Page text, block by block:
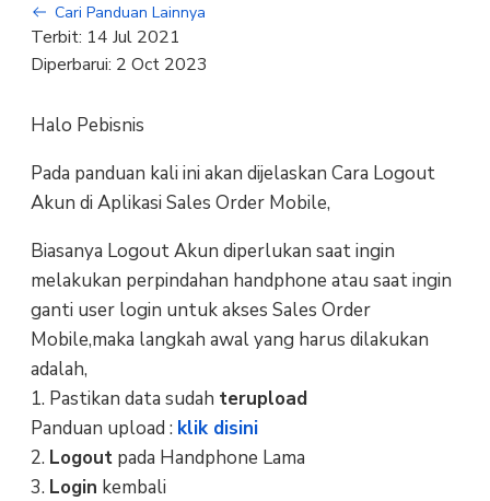
Cari Panduan Lainnya
Terbit: 14 Jul 2021
Diperbarui: 2 Oct 2023
Halo Pebisnis
Pada panduan kali ini akan dijelaskan Cara Logout
Akun di Aplikasi Sales Order Mobile,
Biasanya Logout Akun diperlukan saat ingin
melakukan perpindahan handphone atau saat ingin
ganti user login untuk akses Sales Order
Mobile,maka langkah awal yang harus dilakukan
adalah,
1. Pastikan data sudah terupload
Panduan upload : klik disini
2. Logoutpada Handphone Lama
3. Login kembali